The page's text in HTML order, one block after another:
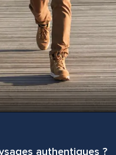
authentiques ?